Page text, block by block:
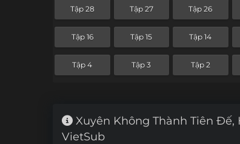
Tập 28 Tập 27 Tập 26
Tập 16 Tập 15 Tập 14
Tập 4 Tập 3 Tập 2
Xuyên Không Thành Tiên
VietSub